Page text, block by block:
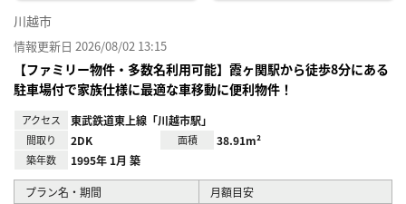
川越市
情報更新日 2026/08/02 13:15
【ファミリー物件・多数名利用可能】霞ヶ関駅から徒歩8分にある
駐車場付で家族仕様に最適な車移動に便利物件！
アクセス 東武鉄道東上線「川越市駅」
間取り 2DK 面積 38.91m²
築年数 1995年 1月 築
プラン名・期間 月額目安